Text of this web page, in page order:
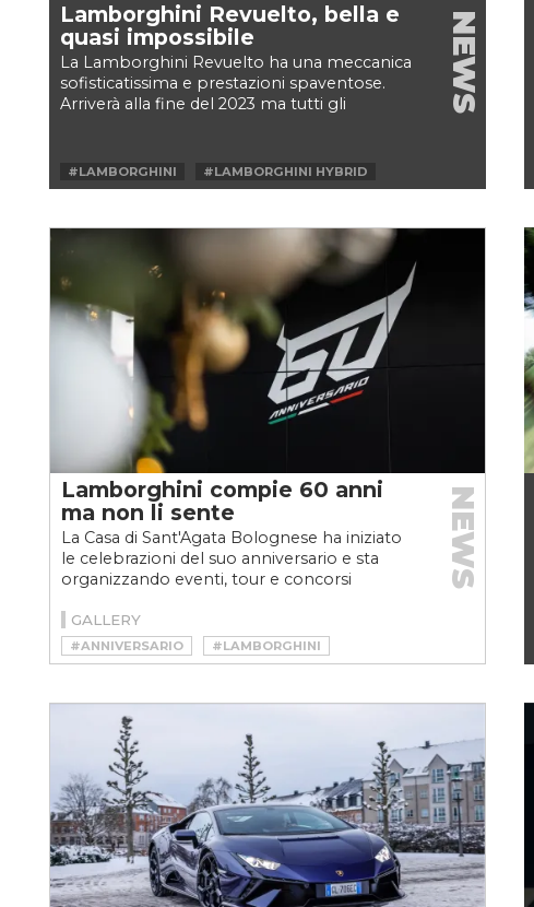
Lamborghini Revuelto, bella e
quasi impossibile
La Lamborghini Revuelto ha una meccanica
sofisticatissima e prestazioni spaventose.
Arriverà alla fine del 2023 ma tutti gli
NEWS
#LAMBORGHINI
#LAMBORGHINI HYBRID
Lamborghini compie 60 anni
ma non li sente
La Casa di Sant'Agata Bolognese ha iniziato
le celebrazioni del suo anniversario e sta
organizzando eventi, tour e concorsi
NEWS
GALLERY
#ANNIVERSARIO
#LAMBORGHINI
#LAMBORGHINI 60